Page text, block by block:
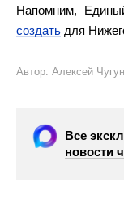
Напомним,
создать для
Автор: Алексей
Все
новости